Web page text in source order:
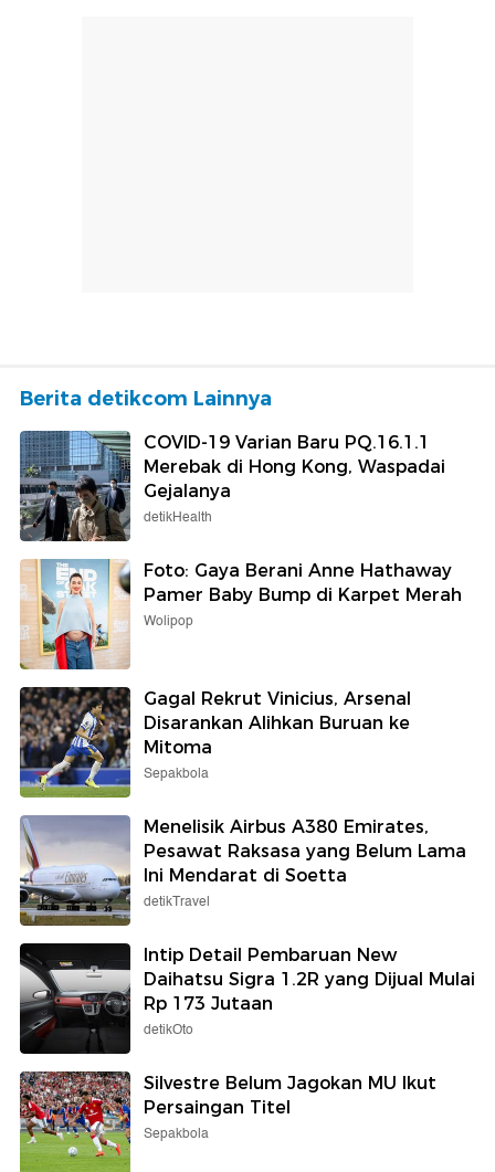
Berita detikcom Lainnya
COVID-19 Varian Baru PQ.16.1.1
Merebak di Hong Kong, Waspadai
Gejalanya
detikHealth
Foto: Gaya Berani Anne Hathaway
Pamer Baby Bump di Karpet Merah
Wolipop
Gagal Rekrut Vinicius, Arsenal
Disarankan Alihkan Buruan ke
Mitoma
Sepakbola
Menelisik Airbus A380 Emirates,
Pesawat Raksasa yang Belum Lama
Ini Mendarat di Soetta
detikTravel
Intip Detail Pembaruan New
Daihatsu Sigra 1.2R yang Dijual Mulai
Rp 173 Jutaan
detikOto
Silvestre Belum Jagokan MU Ikut
Persaingan Titel
Sepakbola